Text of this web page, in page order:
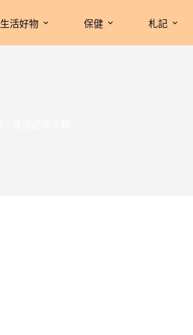
生活好物 保健 札記